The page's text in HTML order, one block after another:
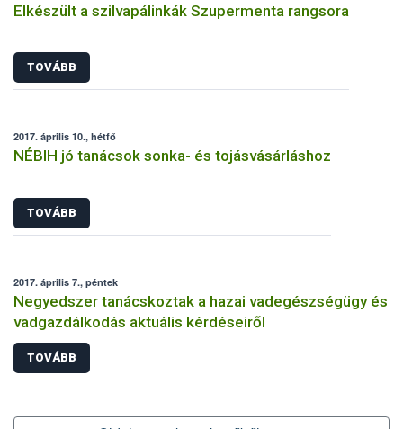
Elkészült a szilvapálinkák Szupermenta rangsora
TOVÁBB
2017. április 10., hétfő
NÉBIH jó tanácsok sonka- és tojásvásárláshoz
TOVÁBB
2017. április 7., péntek
Negyedszer tanácskoztak a hazai vadegészségügy és
vadgazdálkodás aktuális kérdéseiről
TOVÁBB